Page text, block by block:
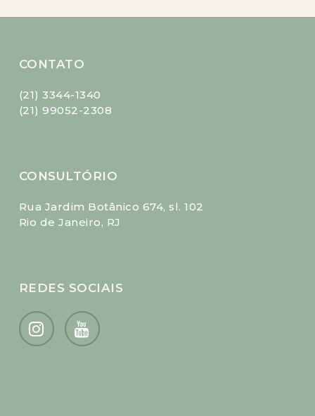
CONTATO
(21) 3344-1340
(21) 99052-2308
CONSULTÓRIO
Rua Jardim Botânico 674, sl. 102
Rio de Janeiro, RJ
REDES SOCIAIS